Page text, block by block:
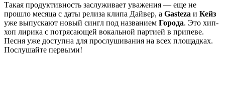
Такая продуктивность заслуживает уважения — еще не
прошло месяца с даты релиза клипа Дайвер, а Gasteza и Кейз
уже выпускают новый сингл под названием Города. Это хип-
хоп лирика с потрясающей вокальной партией в припеве.
Песня уже доступна для прослушивания на всех площадках.
Послушайте первыми!